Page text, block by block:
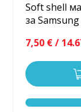
Soft shell
за
7,50 € /